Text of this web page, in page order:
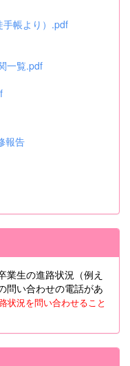
帳より）.pdf
一覧.pdf
報告
業生の進路状況（例え
い合わせの電話があ
状況を問い合わせること